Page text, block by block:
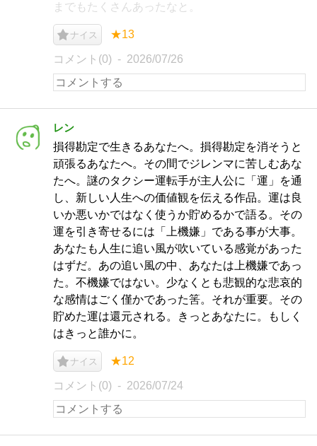
までもたくさんあったなと。
ナイス ★13
コメント(0) 2026/07/26
レン
損得勘定で生きるあなたへ。損得勘定を消そうと
頑張るあなたへ。その間でジレンマに苦しむあな
たへ。謎のタクシー運転手が主人公に「運」を通
し、新しい人生への価値観を伝える作品。運は良
いか悪いかではなく使うか貯めるかで語る。その
運を引き寄せるには「上機嫌」である事が大事。
あなたも人生に追い風が吹いている感覚があった
はずだ。あの追い風の中、あなたは上機嫌であっ
た。不機嫌ではない。少なくとも悲観的な悲哀的
な感情はごく僅かであった筈。それが重要。その
貯めた運は還元される。きっとあなたに。もしく
はきっと誰かに。
ナイス ★12
コメント(0) 2026/07/24